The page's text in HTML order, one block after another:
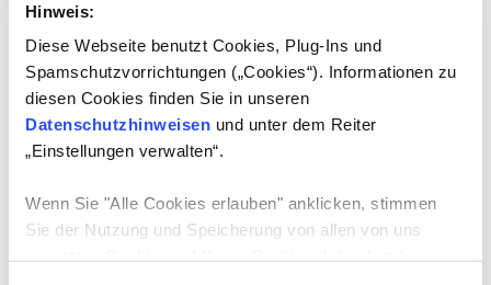
Hinweis:
Diese Webseite benutzt Cookies, Plug-Ins und
Spamschutzvorrichtungen („Cookies“). Informationen zu
diesen Cookies finden Sie in unseren
Datenschutzhinweisen und unter dem Reiter
„Einstellungen verwalten“.
Wenn Sie "Alle Cookies erlauben" anklicken, stimmen
Sie der Nutzung und Speicherung von allen von uns
LED-Panel mit RGB 319505TF
Die Deckenleuchte, die Sie ganz individuell an Ihre Stimmung
anpassen können.
Mehr erfahren
Schlichter Klassiker mit alltagsstärken
Manche Lampen sollen sich nicht in den Vordergrund drängen,
sondern einfach nur Licht machen. Macht diese. Automatisch. Sie